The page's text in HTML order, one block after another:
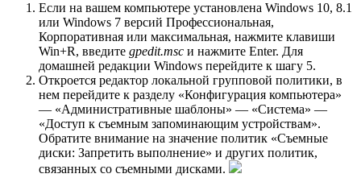
Если на вашем компьютере установлена Windows 10, 8.1
или Windows 7 версий Профессиональная,
Корпоративная или максимальная, нажмите клавиши
Win+R, введите gpedit.msc и нажмите Enter. Для
домашней редакции Windows перейдите к шагу 5.
Откроется редактор локальной групповой политики, в
нем перейдите к разделу «Конфигурация компьютера»
— «Административные шаблоны» — «Система» —
«Доступ к съемным запоминающим устройствам».
Обратите внимание на значение политик «Съемные
диски: Запретить выполнение» и других политик,
связанных со съемными дисками.